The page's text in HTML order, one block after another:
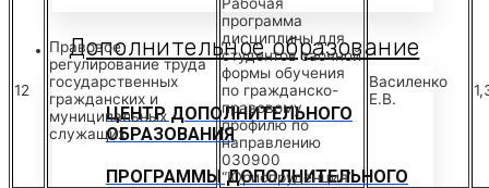
Дополнительное образование
ЦЕНТР ДОПОЛНИТЕЛЬНОГО
ОБРАЗОВАНИЯ
ПРОГРАММЫ ДОПОЛНИТЕЛЬНОГО
12
Правовое
регулирование труда
государственных
гражданских и
муниципальных
служащих
программа
дисциплины для
студентов заочной
формы обучения
по гражданско-
правовому
профилю по
направлению
030900
“Юриспруденция”
Василенко
Е.В.